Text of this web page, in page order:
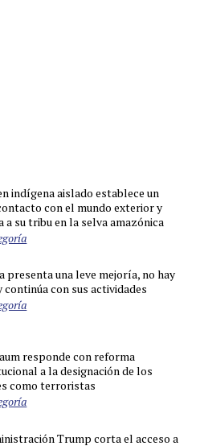
indígena aislado establece un
con el mundo exterior y
a su tribu en la selva amazónica
presenta una leve mejoría, no hay
continúa con sus actividades
responde con reforma
a la designación de los
como terroristas
Trump corta el acceso a